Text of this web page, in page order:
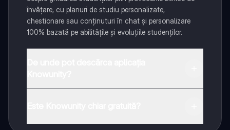
învățare, cu planuri de studiu personalizate,
chestionare sau conținuturi în chat și personalizare
100% bazată pe abilitățile și evoluțiile studenților.